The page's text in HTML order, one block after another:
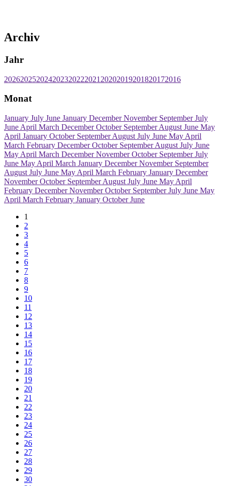
Archiv
Jahr
202620252024202320222021 20202019201820172016
Monat
January July June January DecemberNovember SeptemberJuly
June April March DecemberOctober SeptemberAugust June May
April January October SeptemberAugust July June May April
March February DecemberOctober SeptemberAugust July June
May April March DecemberNovemberOctober SeptemberJuly
June May April March January DecemberNovember September
August July June May April March February January December
NovemberOctober SeptemberAugust July June May April
February DecemberNovemberOctober SeptemberJuly June May
April March February January OctoberJune
1
2
3
4
5
6
7
8
9
10
11
12
13
14
15
16
17
18
19
20
21
22
23
24
25
26
27
28
29
30